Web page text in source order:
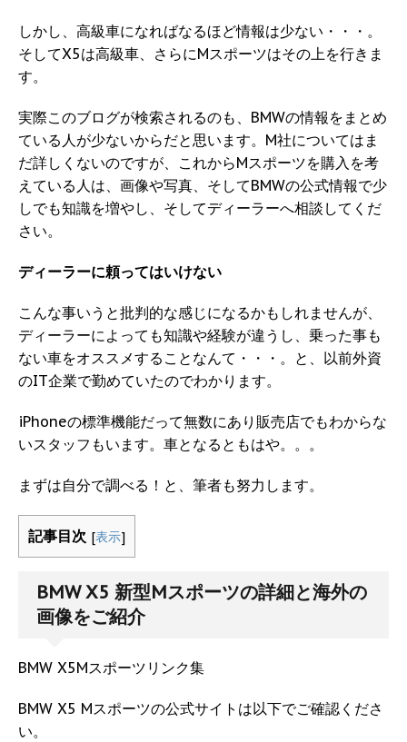
しかし、高級車になればなるほど情報は少ない・・・。
そしてX5は高級車、さらにMスポーツはその上を行きま
す。
実際このブログが検索されるのも、BMWの情報をまとめ
ている人が少ないからだと思います。M社についてはま
だ詳しくないのですが、これからMスポーツを購入を考
えている人は、画像や写真、そしてBMWの公式情報で少
しでも知識を増やし、そしてディーラーへ相談してくだ
さい。
ディーラーに頼ってはいけない
こんな事いうと批判的な感じになるかもしれませんが、
ディーラーによっても知識や経験が違うし、乗った事も
ない車をオススメすることなんて・・・。と、以前外資
のIT企業で勤めていたのでわかります。
iPhoneの標準機能だって無数にあり販売店でもわからな
いスタッフもいます。車となるともはや。。。
まずは自分で調べる！と、筆者も努力します。
記事目次 [表示]
BMW X5 新型Mスポーツの詳細と海外の
画像をご紹介
BMW X5Mスポーツリンク集
BMW X5 Mスポーツの公式サイトは以下でご確認くださ
い。